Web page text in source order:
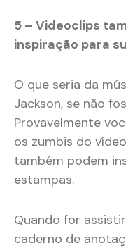
5 – Videoclips
inspiração para
O que seria da
Jackson, se não
Provavelmente
os zumbis do
também podem
estampas.
Quando for
caderno de